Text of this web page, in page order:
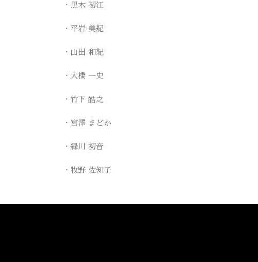
黒木 初江
平岩 美紀
山田 和紀
大橋 一史
竹下 皓之
宮澤 まどか
緑川 初音
牧野 佐知子